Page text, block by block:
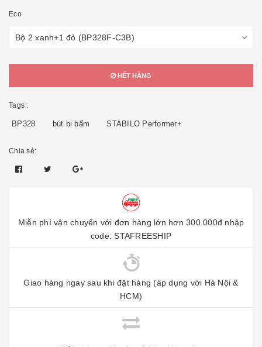
Eco
HẾT HÀNG
Tags :
BP328 bút bi bấm STABILO Performer+
Chia sẻ:
Miễn phí vận chuyển với đơn hàng lớn hơn 300.000đ nhập
code: STAFREESHIP
Giao hàng ngay sau khi đặt hàng (áp dụng với Hà Nội &
HCM)